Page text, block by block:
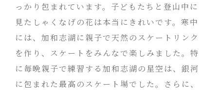
っかり包まれています。子どもたちと登山中に
見たしゃくなげの花は本当にきれいです。寒中
には、加和志湖に親子で天然のスケートリンク
を作り、スケートをみんなで楽しみました。特
に毎晩親子で練習する加和志湖の星空は、銀河
に包まれた最高のスケート場でした。さらに、